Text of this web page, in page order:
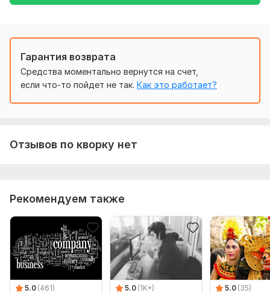
с Русского на Английский
Объем услуги в кворке:
Гарантия возврата
Средства моментально вернутся на счет,
если что-то пойдет не так. Как это работает?
Отзывов по кворку нет
Рекомендуем также
5.0 (461)
5.0 (1K+)
5.0 (35)